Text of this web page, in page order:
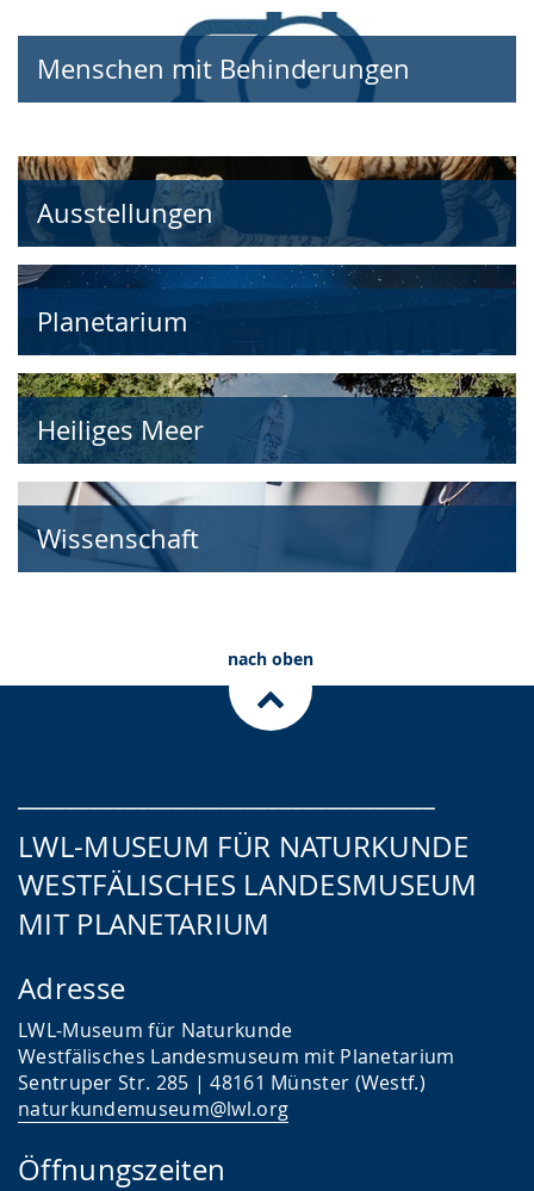
Menschen mit Behinderungen
Ausstellungen
Planetarium
Heiliges Meer
Wissenschaft
nach oben
LWL-MUSEUM FÜR NATURKUNDE
WESTFÄLISCHES LANDESMUSEUM
MIT PLANETARIUM
Adresse
LWL-Museum für Naturkunde
Westfälisches Landesmuseum mit Planetarium
Sentruper Str. 285 | 48161 Münster (Westf.)
naturkundemuseum@lwl.org
Öffnungszeiten